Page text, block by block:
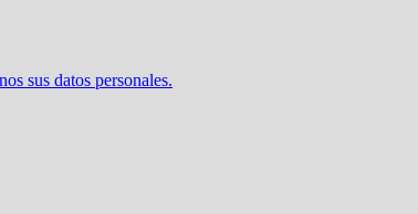
sus datos personales.